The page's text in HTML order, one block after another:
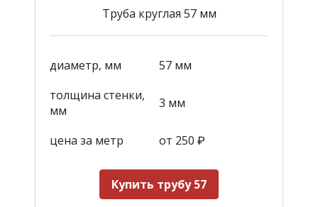
Труба круглая 57 мм
диаметр, мм
57 мм
толщина стенки,
мм
3 мм
цена за метр от 250 ₽
Купить трубу 57